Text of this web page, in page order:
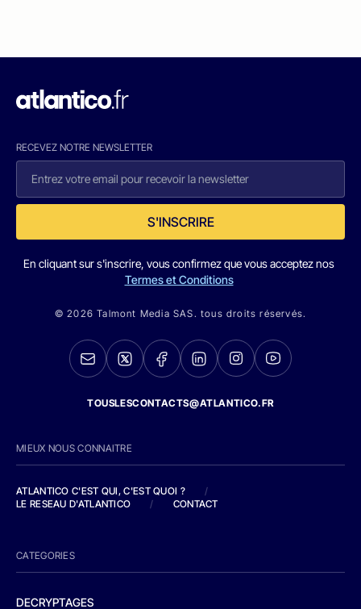
RECEVEZ NOTRE NEWSLETTER
S'INSCRIRE
En cliquant sur s'inscrire, vous confirmez que vous acceptez nos
Termes et Conditions
© 2026 Talmont Media SAS. tous droits réservés.
TOUSLESCONTACTS@ATLANTICO.FR
MIEUX NOUS CONNAITRE
ATLANTICO C'EST QUI, C'EST QUOI ?
/
LE RESEAU D'ATLANTICO
/ CONTACT
CATEGORIES
DECRYPTAGES